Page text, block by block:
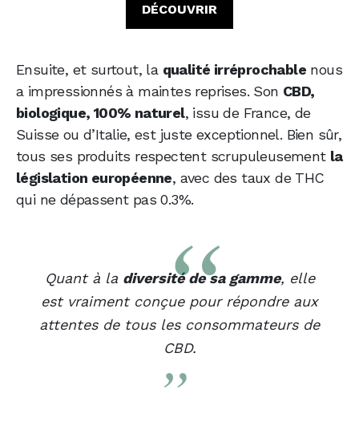
DÉCOUVRIR
Ensuite, et surtout, la qualité irréprochable nous
a impressionnés à maintes reprises. Son CBD,
biologique, 100% naturel, issu de France, de
Suisse ou d’Italie, est juste exceptionnel. Bien sûr,
tous ses produits respectent scrupuleusement la
législation européenne, avec des taux de THC
qui ne dépassent pas 0.3%.
Quant à la diversité de sa gamme, elle
est vraiment conçue pour répondre aux
attentes de tous les consommateurs de
CBD.